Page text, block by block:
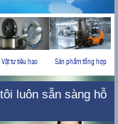
Vật tư tiêu hao Sản phẩm tổng hợp
luôn sẵn sàng hỗ